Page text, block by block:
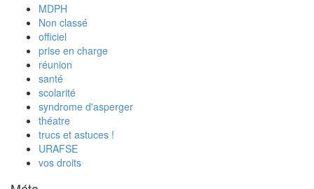
MDPH
Non classé
officiel
prise en charge
réunion
santé
scolarité
syndrome d'asperger
théatre
trucs et astuces !
URAFSE
vos droits